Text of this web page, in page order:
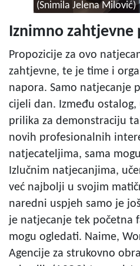
(Snimila Jelena Milović)
Iznimno zahtjevne
Propozicije za ovo
zahtjevne, te je time i
napora. Samo natjecanje
cijeli dan. Između
prilika za demonstraciju
novih profesionalnih
natjecateljima, sama
Izlučnim natjecanjima,
već najbolji u svojim
naredni uspjeh samo je
je natjecanje tek početna
mogu ogledati. Naime,
Agencije za strukovno